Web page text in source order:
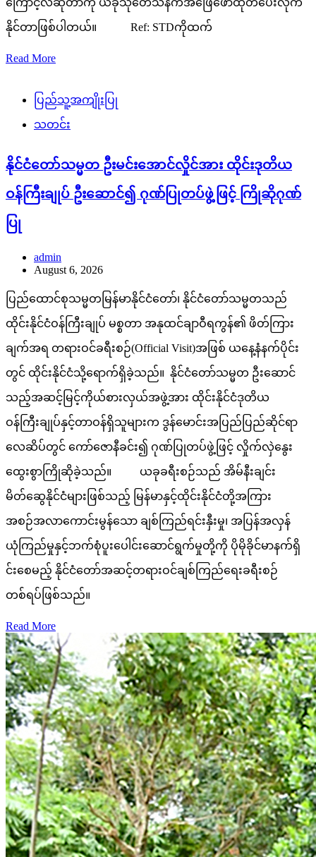
ကြောင့်လဲဆိုတာကို ယခုသုတေသနကအဖြေဖော်ထုတ်ပေးလိုက်
နိုင်တာဖြစ်ပါတယ်။ Ref: STDကိုထက်
Read More
ပြည်သူ့အကျိုးပြု
သတင်း
နိုင်ငံတော်သမ္မတ ဦးမင်းအောင်လှိုင်အား ထိုင်းဒုတိယ
ဝန်ကြီးချုပ် ဦးဆောင်၍ ဂုဏ်ပြုတပ်ဖွဲ့ဖြင့် ကြိုဆိုဂုဏ်
ပြု
admin
August 6, 2026
ပြည်ထောင်စုသမ္မတမြန်မာနိုင်ငံတော်၊ နိုင်ငံတော်သမ္မတသည်
ထိုင်းနိုင်ငံဝန်ကြီးချုပ် မစ္စတာ အနုထင်ချာဝီရကွန်၏ ဖိတ်ကြား
ချက်အရ တရားဝင်ခရီးစဉ်(Official Visit)အဖြစ် ယနေ့နံနက်ပိုင်း
တွင် ထိုင်းနိုင်ငံသို့ရောက်ရှိခဲ့သည်။ နိုင်ငံတော်သမ္မတ ဦးဆောင်
သည့်အဆင့်မြင့်ကိုယ်စားလှယ်အဖွဲ့အား ထိုင်းနိုင်ငံဒုတိယ
ဝန်ကြီးချုပ်နှင့်တာဝန်ရှိသူများက ဒွန်မောင်းအပြည်ပြည်ဆိုင်ရာ
လေဆိပ်တွင် ကော်ဇောနီခင်း၍ ဂုဏ်ပြုတပ်ဖွဲ့ဖြင့် လှိုက်လှဲနွေး
ထွေးစွာကြိုဆိုခဲ့သည်။ ယခုခရီးစဉ်သည် အိမ်နီးချင်း
မိတ်ဆွေနိုင်ငံများဖြစ်သည့် မြန်မာနှင့်ထိုင်းနိုင်ငံတို့အကြား
အစဉ်အလာကောင်းမွန်သော ချစ်ကြည်ရင်းနှီးမှု၊ အပြန်အလှန်
ယုံကြည်မှုနှင့်ဘက်စုံပူးပေါင်းဆောင်ရွက်မှုတို့ကို ပိုမိုခိုင်မာနက်ရှိ
င်းစေမည့် နိုင်ငံတော်အဆင့်တရားဝင်ချစ်ကြည်ရေးခရီးစဉ်
တစ်ရပ်ဖြစ်သည်။
Read More